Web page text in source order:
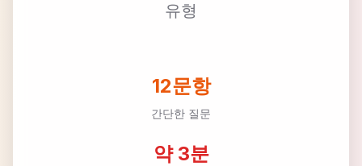
유형
12문항
간단한 질문
약 3분